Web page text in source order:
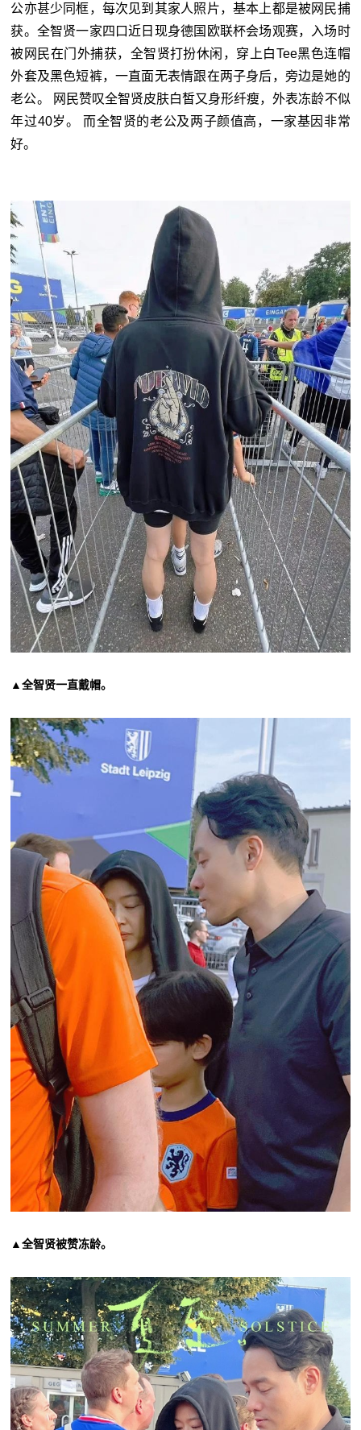
公亦甚少同框，每次见到其家人照片，基本上都是被网民捕
获。全智贤一家四口近日现身德国欧联杯会场观赛，入场时
被网民在门外捕获，全智贤打扮休闲，穿上白Tee黑色连帽
外套及黑色短裤，一直面无表情跟在两子身后，旁边是她的
老公。 网民赞叹全智贤皮肤白皙又身形纤瘦，外表冻龄不似
年过40岁。 而全智贤的老公及两子颜值高，一家基因非常
好。
▲全智贤一直戴帽。
▲全智贤被赞冻龄。